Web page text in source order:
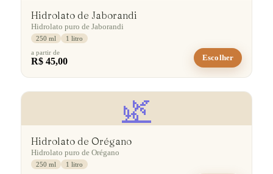
Hidrolato de Jaborandi
Hidrolato puro de Jaborandi
250 ml
1 litro
a partir de
R$ 45,00 Escolher
🌿
Hidrolato de Orégano
Hidrolato puro de Orégano
250 ml
1 litro